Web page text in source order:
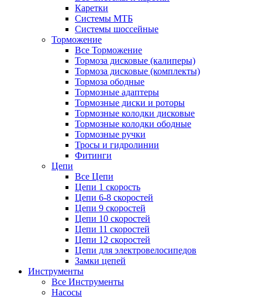
Каретки
Системы МТБ
Системы шоссейные
Торможение
Все Торможение
Тормоза дисковые (калиперы)
Тормоза дисковые (комплекты)
Тормоза ободные
Тормозные адаптеры
Тормозные диски и роторы
Тормозные колодки дисковые
Тормозные колодки ободные
Тормозные ручки
Тросы и гидролинии
Фитинги
Цепи
Все Цепи
Цепи 1 скорость
Цепи 6-8 скоростей
Цепи 9 скоростей
Цепи 10 скоростей
Цепи 11 скоростей
Цепи 12 скоростей
Цепи для электровелосипедов
Замки цепей
Инструменты
Все Инструменты
Насосы